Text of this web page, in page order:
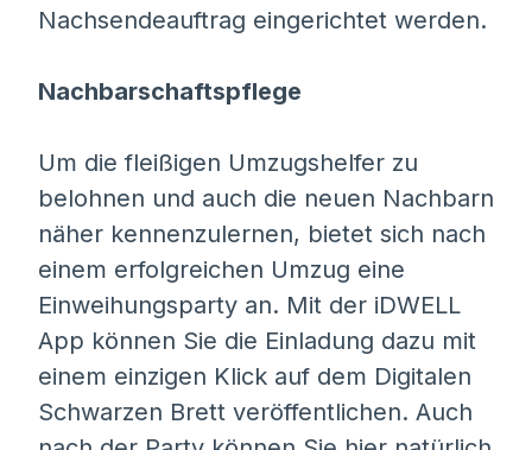
Nachsendeauftrag eingerichtet werden.
Nachbarschaftspflege
Um die fleißigen Umzugshelfer zu
belohnen und auch die neuen Nachbarn
näher kennenzulernen, bietet sich nach
einem erfolgreichen Umzug eine
Einweihungsparty an. Mit der iDWELL
App können Sie die Einladung dazu mit
einem einzigen Klick auf dem Digitalen
Schwarzen Brett veröffentlichen. Auch